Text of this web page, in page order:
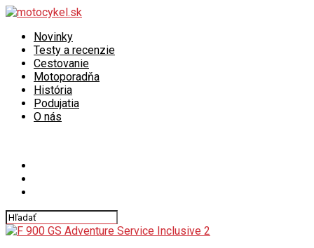
Novinky
Testy a recenzie
Cestovanie
Motoporadňa
História
Podujatia
O nás